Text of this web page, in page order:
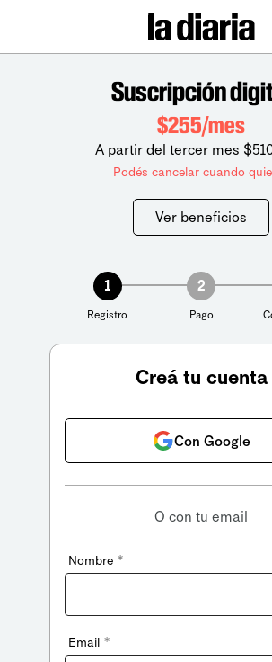
Suscripción
$255/mes
A partir del tercer mes
Podés cancelar cuando
Ver beneficios
1
Registro
2
Pago
Creá tu cuenta
Con Google
O con tu email
Nombre *
Email *